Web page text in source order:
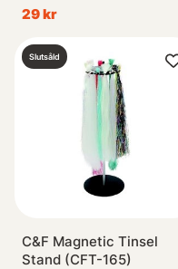
29 kr
Slutsåld
C&F Magnetic Tinsel
Stand (CFT-165)